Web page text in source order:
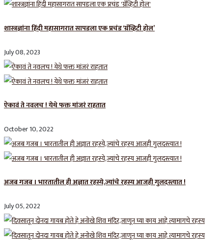
शास्त्रज्ञांना हिंदी महासागरात सापडला एक प्रचंड ‘ग्रॅव्हिटी होल’
July 08, 2023
ऐकावं ते नवलच ! येथे फक्त मांजरं राहतात
October 10, 2022
अजब गजब । भारतातील ही अज्ञात रहस्ये,ज्यांचे रहस्य आजही गुलदस्त्यात !
July 05, 2022